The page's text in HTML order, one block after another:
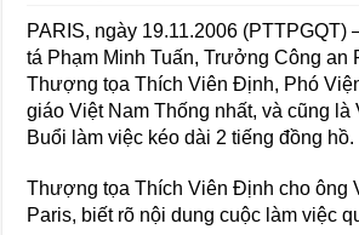
PARIS, ngày 19.11.2006
tá Phạm Minh Tuấn, Trưởng Công
Thượng tọa Thích Viên Định, Phó
giáo Việt Nam Thống nhất, và cũng
Buổi làm việc kéo dài 2 tiếng đồng hồ.
Thượng tọa Thích Viên Định cho ông
Paris, biết rõ nội dung cuộc làm việc